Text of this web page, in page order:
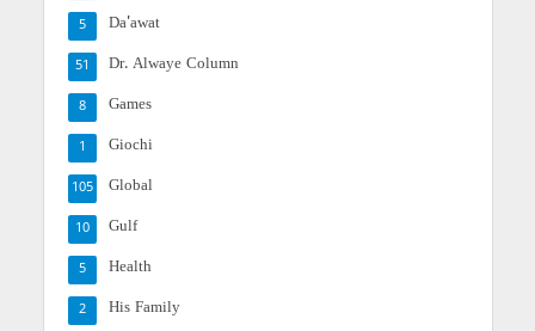
Da'awat
5
Dr. Alwaye Column
51
Games
8
Giochi
1
Global
105
Gulf
10
Health
5
His Family
2